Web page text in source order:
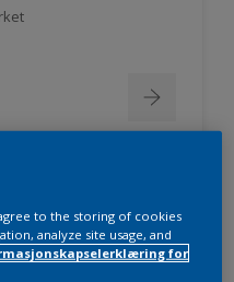
dekkevne
to the storing of cookies
analyze site usage, and
for